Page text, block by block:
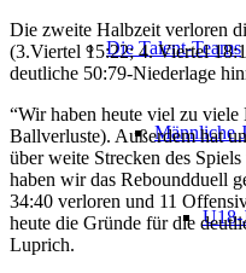
Die Talent-Teams
Männliche
U18-
Die zweite Halbzeit verloren
(3.Viertel 15:22; 4. Viertel
deutliche 50:79-Niederlage
“Wir haben heute viel zu viele
Ballverluste). Außerdem hat
über weite Strecken des
haben wir das Reboundduell
34:40 verloren und 11
heute die Gründe für die
Luprich.